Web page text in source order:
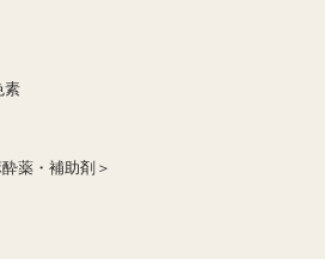
素
薬・補助剤＞